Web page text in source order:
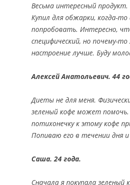
Весьма интересный
Купил для обжарки, когда-
попробовать. Интересно,
специфический, но почему-
настроение лучше. Буду
Алексей Анатольевич. 44
Диеты не для меня.
зеленый кофе может
потихонечку к этому кофе
Попиваю его в течении дня
Саша. 24 года.
Сначала я покупала